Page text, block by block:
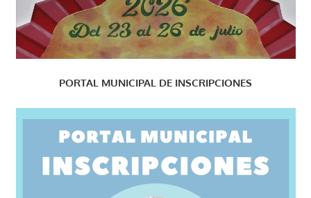
PORTAL MUNICIPAL DE INSCRIPCIONES